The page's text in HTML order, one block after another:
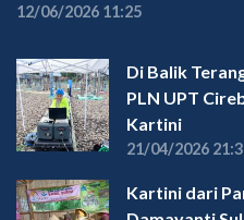
12/06/2026 11:25
Di Balik
PLN UPT
Kartini
21/04/2026
Kartini dari